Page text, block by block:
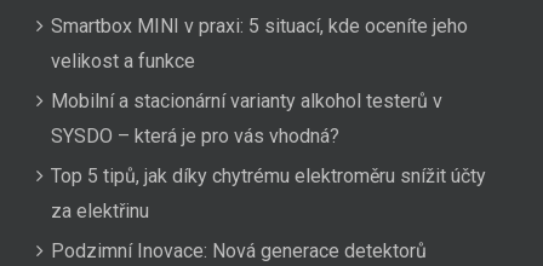
Smartbox MINI v praxi: 5 situací, kde oceníte jeho
velikost a funkce
Mobilní a stacionární varianty alkohol testerů v
SYSDO – která je pro vás vhodná?
Top 5 tipů, jak díky chytrému elektroměru snížit účty
za elektřinu
Podzimní Inovace: Nová generace detektorů